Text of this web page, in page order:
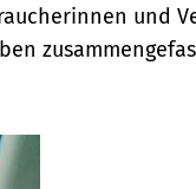
und